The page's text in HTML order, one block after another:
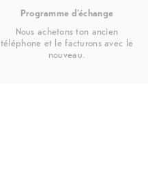
Programme d'échange
Nous achetons ton ancien
téléphone et le facturons avec le
nouveau.